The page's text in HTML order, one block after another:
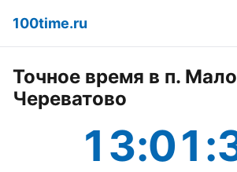
100time.ru
Точное время в п.
Череватово